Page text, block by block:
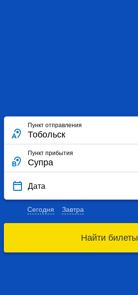
Пункт отправления
Пункт прибытия
Дата
Сегодня Завтра
Найти билеты